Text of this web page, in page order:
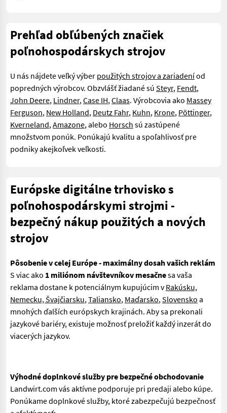
Prehľad obľúbených značiek
poľnohospodárskych strojov
U nás nájdete veľký výber použitých strojov a zariadeníod
popredných výrobcov. Obzvlášť žiadané sú Steyr, Fendt,
John Deere, Lindner,Case IH,Claas. Výrobcovia ako Massey
Ferguson, New Holland, Deutz Fahr, Kuhn, Krone, Pöttinger,
Kverneland,Amazone, alebo Horsch sú zastúpené
množstvom ponúk. Ponúkajú kvalitu a spoľahlivosť pre
podniky akejkoľvek veľkosti.
Európske digitálne trhovisko s
poľnohospodárskymi strojmi -
bezpečný nákup použitých a nových
strojov
Pôsobenie v celej Európe - maximálny dosah vašich reklám
S viac ako 1 miliónom návštevníkov mesačnesa vaša
reklama dostane k potenciálnym kupujúcim vRakúsku,
Nemecku, Švajčiarsku,Taliansko, Maďarsko,Slovensko a
mnohých ďalších európskych krajinách. Aby sa prekonali
jazykové bariéry, existuje možnosť preložiť každý inzerát do
viacerých jazykov.
Výhodné doplnkové služby pre bezpečné obchodovanie
Landwirt.com vás aktívne podporuje pri predaji alebo kúpe.
Ponúkame doplnkové služby, ktoré zabezpečujú bezpečnosť